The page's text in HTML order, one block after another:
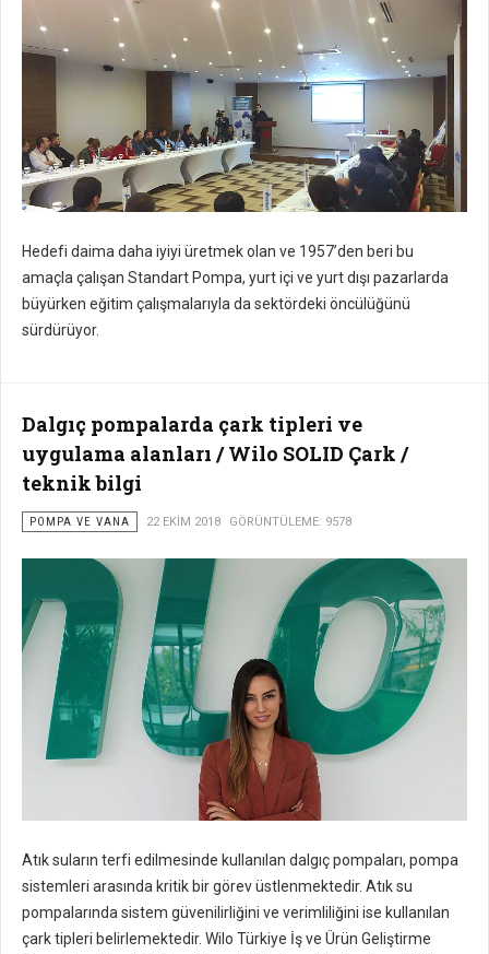
Hedefi daima daha iyiyi üretmek olan ve 1957’den beri bu
amaçla çalışan Standart Pompa, yurt içi ve yurt dışı pazarlarda
büyürken eğitim çalışmalarıyla da sektördeki öncülüğünü
sürdürüyor.
Dalgıç pompalarda çark tipleri ve
uygulama alanları / Wilo SOLID Çark /
teknik bilgi
POMPA VE VANA 22 EKIM 2018 GÖRÜNTÜLEME: 9578
Atık suların terfi edilmesinde kullanılan dalgıç pompaları, pompa
sistemleri arasında kritik bir görev üstlenmektedir. Atık su
pompalarında sistem güvenilirliğini ve verimliliğini ise kullanılan
çark tipleri belirlemektedir. Wilo Türkiye İş ve Ürün Geliştirme